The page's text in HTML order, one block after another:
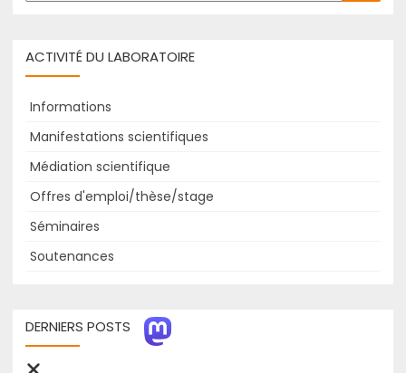
ACTIVITÉ DU LABORATOIRE
Informations
Manifestations scientifiques
Médiation scientifique
Offres d'emploi/thèse/stage
Séminaires
Soutenances
DERNIERS POSTS